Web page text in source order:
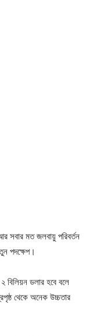
সবার মত জলবায়ু পরিবর্তন
পদক্ষেপ।
বিলিয়ন ডলার হবে বলে
থেকে অনেক উচ্চতার